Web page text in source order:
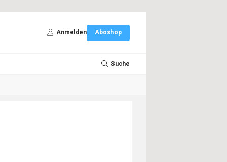
Anmelden Aboshop
Suche